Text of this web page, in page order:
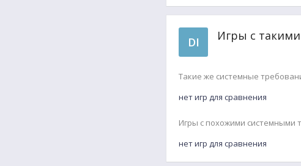
DI Игры с
Такие же системные
нет игр для сравнения
Игры с похожими системными
нет игр для сравнения